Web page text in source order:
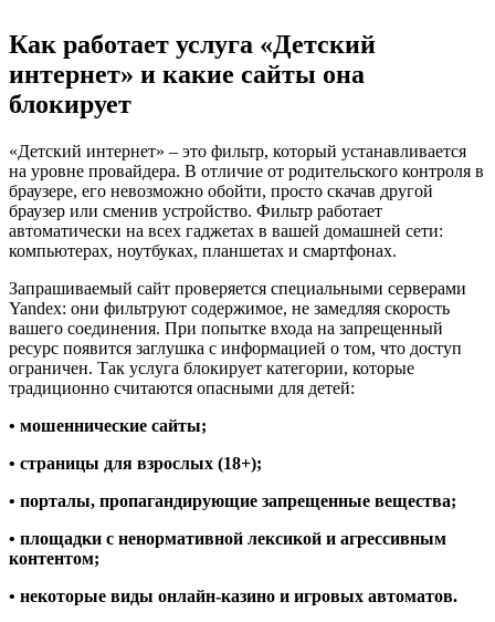
Как работает услуга «Детский
интернет» и какие сайты она
блокирует
«Детский интернет» – это фильтр, который устанавливается
на уровне провайдера. В отличие от родительского контроля в
браузере, его невозможно обойти, просто скачав другой
браузер или сменив устройство. Фильтр работает
автоматически на всех гаджетах в вашей домашней сети:
компьютерах, ноутбуках, планшетах и смартфонах.
Запрашиваемый сайт проверяется специальными серверами
Yandex: они фильтруют содержимое, не замедляя скорость
вашего соединения. При попытке входа на запрещенный
ресурс появится заглушка с информацией о том, что доступ
ограничен. Так услуга блокирует категории, которые
традиционно считаются опасными для детей:
• мошеннические сайты;
• страницы для взрослых (18+);
• порталы, пропагандирующие запрещенные вещества;
• площадки с ненормативной лексикой и агрессивным
контентом;
• некоторые виды онлайн-казино и игровых автоматов.